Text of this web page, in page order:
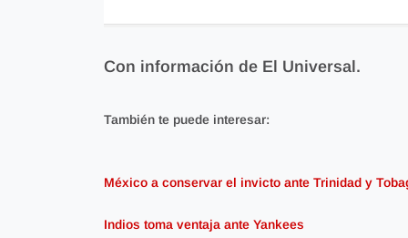
Con información de El Universal.
También te puede interesar:
México a conservar el invicto ante Trinidad y
Indios toma ventaja ante Yankees